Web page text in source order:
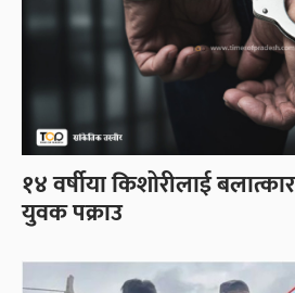
१४ वर्षीया किशोरीलाई
युवक पक्राउ